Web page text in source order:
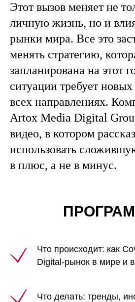
Этот вызов меняет не
личную жизнь, но и
рынки мира. Все это
менять стратегию,
запланирована на этот
ситуации требует
всех направлениях.
Artox Media Digital
видео, в котором
использовать
в плюс, а не в минус.
Что происходит: как
Digital-рынок в мире и
Что делать: тренды,